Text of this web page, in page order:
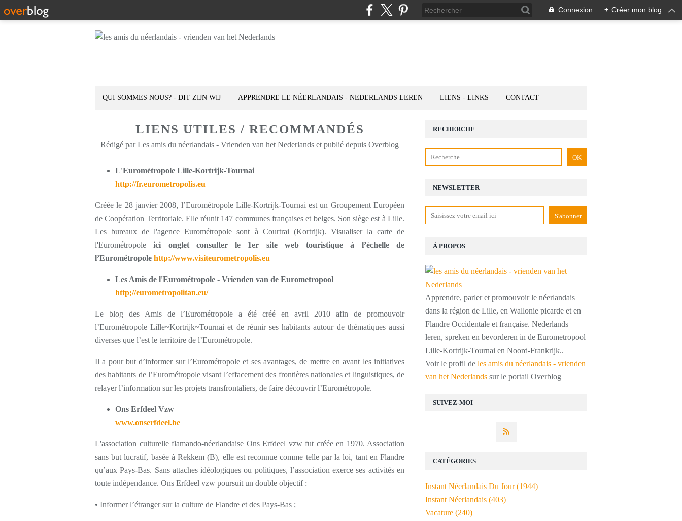
Connexion + Créer mon blog
QUI SOMMES NOUS? - DIT ZIJN WIJ APPRENDRE LE NÉERLANDAIS - NEDERLANDS LEREN LIENS - LINKS CONTACT
LIENS UTILES / RECOMMANDÉS
Rédigé par Les amis du néerlandais - Vrienden van het Nederlands et publié depuis Overblog
L'Eurométropole Lille-Kortrijk-Tournai
http://fr.eurometropolis.eu
Créée le 28 janvier 2008, l’Eurométropole Lille-Kortrijk-Tournai est un Groupement Européen
de Coopération Territoriale. Elle réunit 147 communes françaises et belges. Son siège est à Lille.
Les bureaux de l'agence Eurométropole sont à Courtrai (Kortrijk). Visualiser la carte de
l'Eurométropoleici onglet consulter le 1er site web touristique à l’échelle de
l’Eurométropole http://www.visiteurometropolis.eu
Les Amis de l'Eurométropole - Vrienden van de Eurometropool
http;//eurometropolitan.eu/
Le blog des Amis de l’Eurométropole a été créé en avril 2010 afin de promouvoir
l’Eurométropole Lille~Kortrijk~Tournai et de réunir ses habitants autour de thématiques aussi
diverses que l’est le territoire de l’Eurométropole.
Il a pour but d’informer sur l’Eurométropole et ses avantages, de mettre en avant les initiatives
des habitants de l’Eurométropole visant l’effacement des frontières nationales et linguistiques, de
relayer l’information sur les projets transfrontaliers, de faire découvrir l’Eurométropole.
Ons Erfdeel Vzw
www.onserfdeel.be
L'association culturelle flamando-néerlandaise Ons Erfdeel vzw fut créée en 1970. Association
sans but lucratif, basée à Rekkem (B), elle est reconnue comme telle par la loi, tant en Flandre
qu’aux Pays-Bas. Sans attaches idéologiques ou politiques, l’association exerce ses activités en
toute indépendance. Ons Erfdeel vzw poursuit un double objectif :
• Informer l’étranger sur la culture de Flandre et des Pays-Bas ;
NEWSLETTER
SUIVEZ-MOI
RECHERCHE
À PROPOS
Apprendre, parler et promouvoir le néerlandais
dans la région de Lille, en Wallonie picarde et en
Flandre Occidentale et française. Nederlands
leren, spreken en bevorderen in de Eurometropool
Lille-Kortrijk-Tournai en Noord-Frankrijk..
Voir le profil de les amis du néerlandais - vrienden
van het Nederlands sur le portail Overblog
CATÉGORIES
Instant Néerlandais Du Jour(1944)
Instant Néerlandais (403)
Vacature (240)